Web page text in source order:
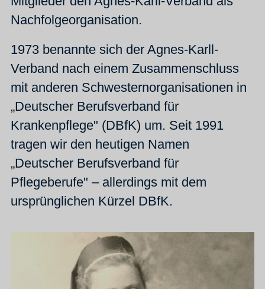
Nachfolgeorganisation.
1973 benannte sich der Agnes-Karll-
Verband nach einem Zusammenschluss
mit anderen Schwesternorganisationen in
„Deutscher Berufsverband für
Krankenpflege" (DBfK) um. Seit 1991
tragen wir den heutigen Namen
„Deutscher Berufsverband für
Pflegeberufe" – allerdings mit dem
ursprünglichen Kürzel DBfK.